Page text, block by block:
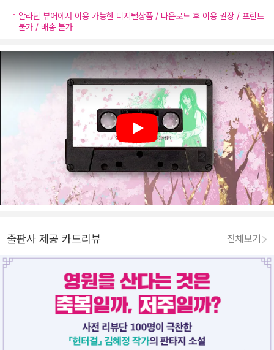
알라딘 뷰어에서 이용 가능한 디지털상품 / 다운로드 후 이용 권장 / 프린트
불가 / 배송 불가
Play
출판사 제공 카드리뷰 전체보기